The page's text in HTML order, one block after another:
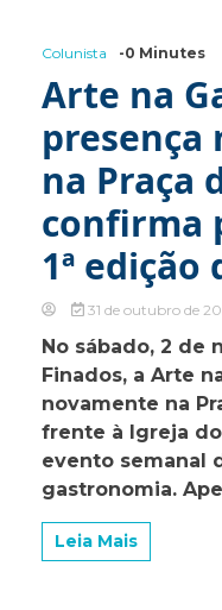
Colunista -0 Minutes
Arte na
presença
na Praça
confirma
1ª edição
31 de outubro de
No sábado, 2 de
Finados, a Arte
novamente na
frente à Igreja
evento semanal
gastronomia.
Leia Mais